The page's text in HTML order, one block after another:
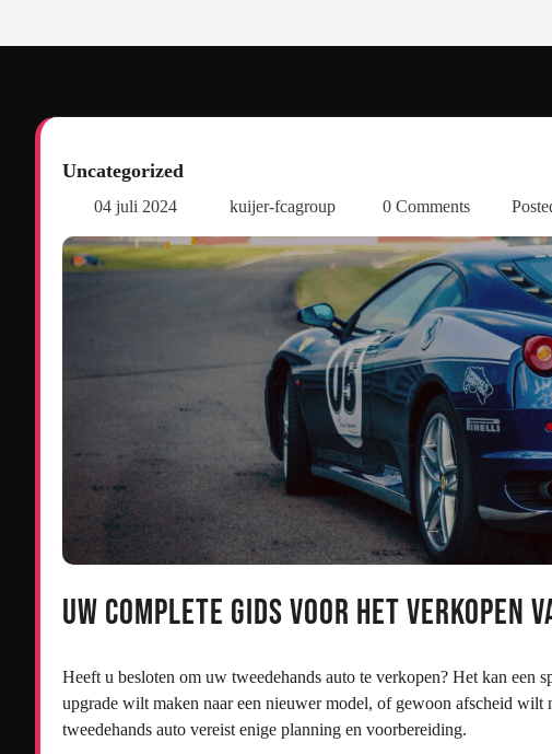
Uncategorized
04 juli 2024 kuijer-fcagroup 0 Comments
Uw Complete Gids voor het Verkopen
Heeft u besloten om uw tweedehands auto te verkopen? Het kan een
upgrade wilt maken naar een nieuwer model, of gewoon afscheid
tweedehands auto vereist enige planning en voorbereiding.